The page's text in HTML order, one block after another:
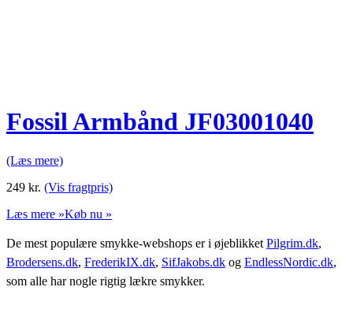
Fossil Armbånd JF03001040
(Læs mere)
249 kr. (Vis fragtpris)
Læs mere »Køb nu »
De mest populære smykke-webshops er i øjeblikket Pilgrim.dk,
Brodersens.dk, FrederikIX.dk, SifJakobs.dk og EndlessNordic.dk,
som alle har nogle rigtig lækre smykker.